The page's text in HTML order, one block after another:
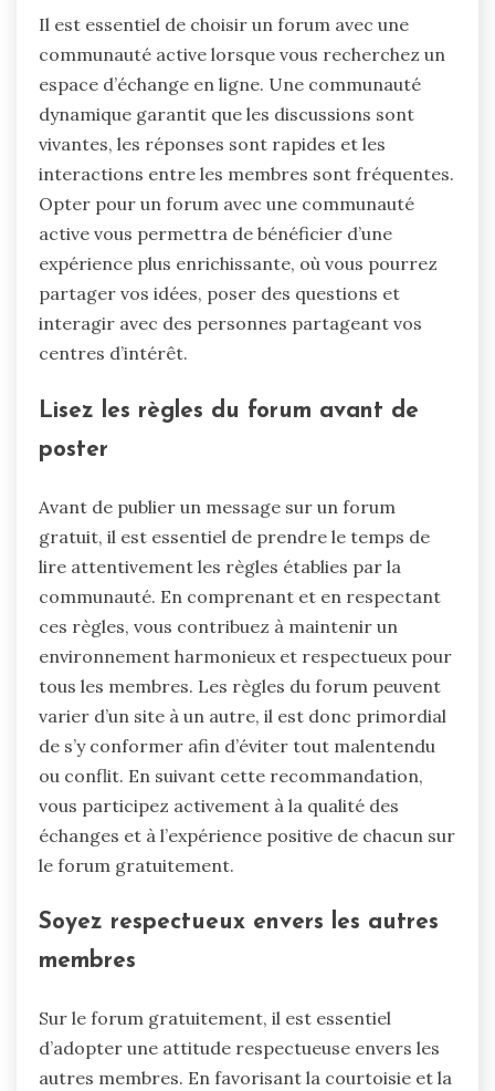
Il est essentiel de choisir un forum avec une
communauté active lorsque vous recherchez un
espace d’échange en ligne. Une communauté
dynamique garantit que les discussions sont
vivantes, les réponses sont rapides et les
interactions entre les membres sont fréquentes.
Opter pour un forum avec une communauté
active vous permettra de bénéficier d’une
expérience plus enrichissante, où vous pourrez
partager vos idées, poser des questions et
interagir avec des personnes partageant vos
centres d’intérêt.
Lisez les règles du forum avant de
poster
Avant de publier un message sur un forum
gratuit, il est essentiel de prendre le temps de
lire attentivement les règles établies par la
communauté. En comprenant et en respectant
ces règles, vous contribuez à maintenir un
environnement harmonieux et respectueux pour
tous les membres. Les règles du forum peuvent
varier d’un site à un autre, il est donc primordial
de s’y conformer afin d’éviter tout malentendu
ou conflit. En suivant cette recommandation,
vous participez activement à la qualité des
échanges et à l’expérience positive de chacun sur
le forum gratuitement.
Soyez respectueux envers les autres
membres
Sur le forum gratuitement, il est essentiel
d’adopter une attitude respectueuse envers les
autres membres. En favorisant la courtoisie et la